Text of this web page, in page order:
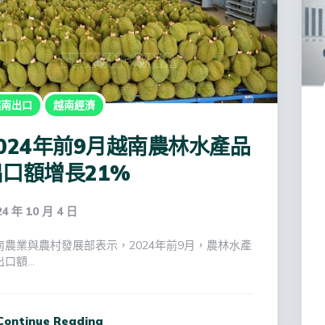
出口 越南經濟
年前9月越南農林水產品
額增長21%
年 10 月 4 日
農業與農村發展部表示，2024年前9月，農林水產
口額…
Reading